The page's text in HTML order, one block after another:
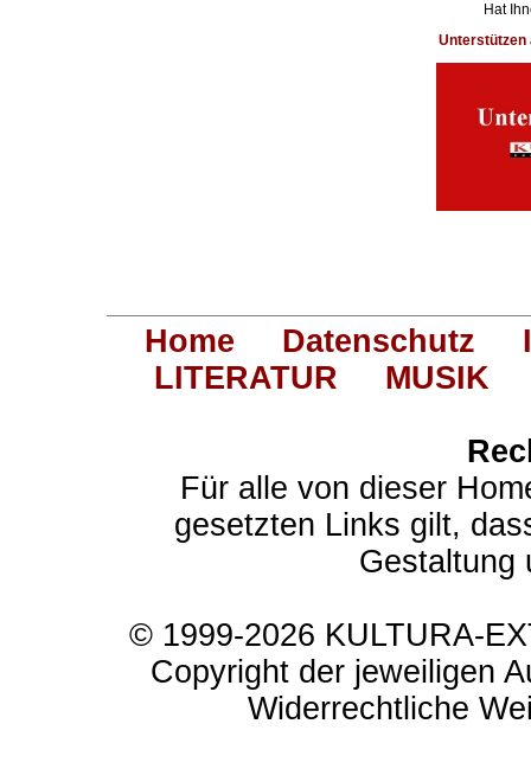
Hat
Unterstützen
Home Datenschutz
LITERATUR
MUSIK
Für alle von dieser
gesetzten Links gilt,
Gestaltung
© 1999-2026 KULTURA-
Copyright der jeweiligen
Widerrechtliche